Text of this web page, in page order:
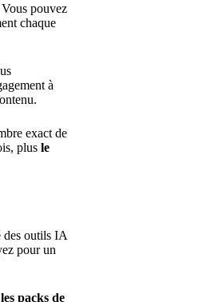
pouvez
chaque
à
exact de
plus le
des outils IA
pour un
packs de